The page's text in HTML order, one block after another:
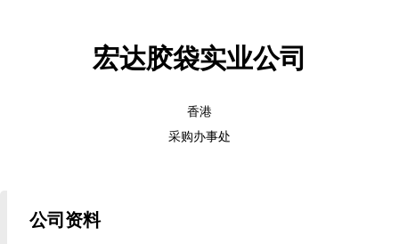
宏达胶袋实业公司
香港
采购办事处
公司资料